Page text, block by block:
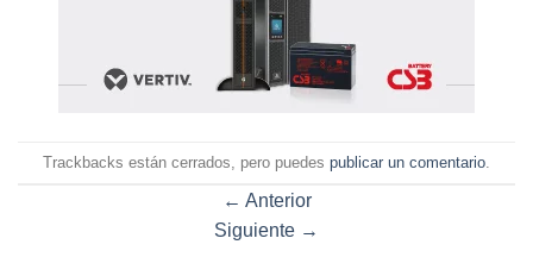
Trackbacks están cerrados, pero puedes publicar un comentario
← Anterior
Siguiente →